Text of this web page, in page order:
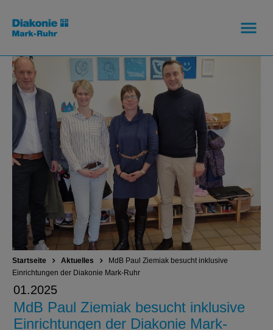
Startseite Aktuelles
MdB Paul Ziemiak besucht inklusive
Einrichtungen der Diakonie Mark-Ruhr
01.2025
MdB Paul Ziemiak besucht inklusive
Einrichtungen der Diakonie Mark-